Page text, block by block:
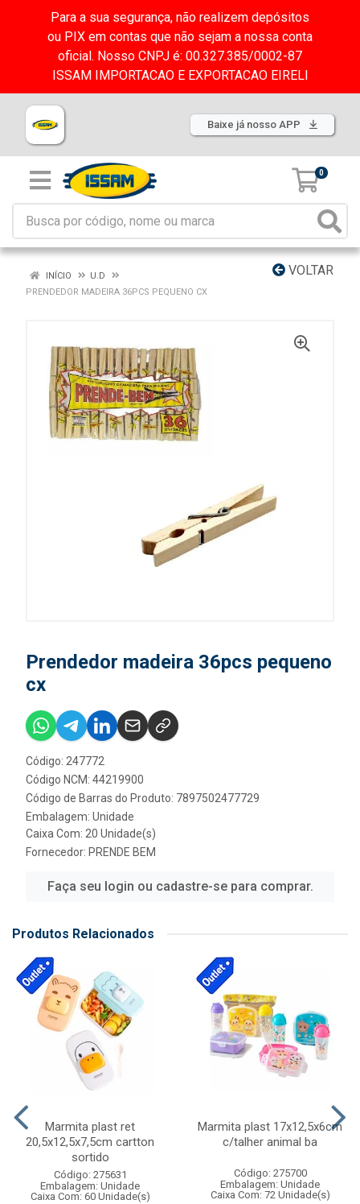
Para a sua segurança, não realizem depósitos
ou PIX em contas que não sejam a nossa conta
oficial. Nosso CNPJ é: 00.327.385/0002-87
ISSAM IMPORTACAO E EXPORTACAO EIRELI
Baixe já nosso APP
0
VOLTAR
INÍCIO
U.D
PRENDEDOR MADEIRA 36PCS PEQUENO CX
Prendedor madeira 36pcs pequeno
cx
Código: 247772
Código NCM: 44219900
Código de Barras do Produto: 7897502477729
Embalagem: Unidade
Caixa Com: 20 Unidade(s)
Fornecedor: PRENDE BEM
Faça seu login ou cadastre-se para comprar.
Produtos Relacionados
Marmita plast ret
20,5x12,5x7,5cm cartton
sortido
Código: 275631
Embalagem: Unidade
Caixa Com: 60 Unidade(s)
Marmita plast 17x12,5x6cm
c/talher animal ba
Código: 275700
Embalagem: Unidade
Caixa Com: 72 Unidade(s)